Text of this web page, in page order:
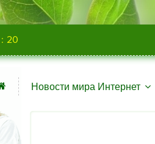
: 22
Новости мира Интернет